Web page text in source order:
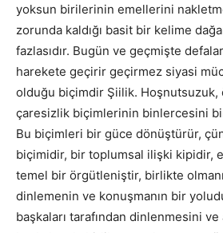
yoksun birilerinin emellerini
zorunda kaldığı basit bir kelime
fazlasıdır. Bugün ve geçmişte
harekete geçirir geçirmez siyasi
olduğu biçimdir Şiilik. Hoşnutsuzuk,
çaresizlik biçimlerinin binlercesini
Bu biçimleri bir güce dönüştürür,
biçimidir, bir toplumsal ilişki kipidir,
temel bir örgütleniştir, birlikte
dinlemenin ve konuşmanın bir
başkaları tarafından dinlenmesini ve